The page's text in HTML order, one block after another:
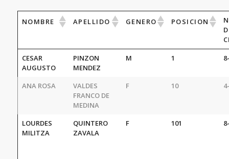
NOMBRE APELLIDO GENERO POSICION
CESAR
AUGUSTO
PINZON
MENDEZ
M 1
ANA ROSA
VALDES
FRANCO DE
MEDINA
F 10
LOURDES
MILITZA
QUINTERO
ZAVALA
F 101